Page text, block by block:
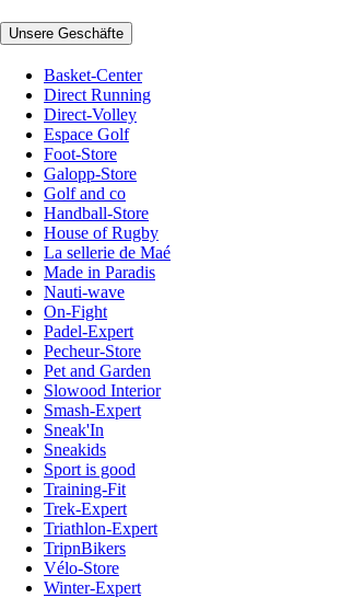
Unsere Geschäfte
Basket-Center
Direct Running
Direct-Volley
Espace Golf
Foot-Store
Galopp-Store
Golf and co
Handball-Store
House of Rugby
La sellerie de Maé
Made in Paradis
Nauti-wave
On-Fight
Padel-Expert
Pecheur-Store
Pet and Garden
Slowood Interior
Smash-Expert
Sneak'In
Sneakids
Sport is good
Training-Fit
Trek-Expert
Triathlon-Expert
TripnBikers
Vélo-Store
Winter-Expert